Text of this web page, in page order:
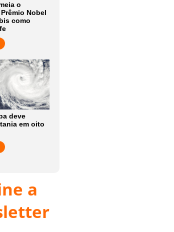
o
Nobel
como
deve
em oito
a